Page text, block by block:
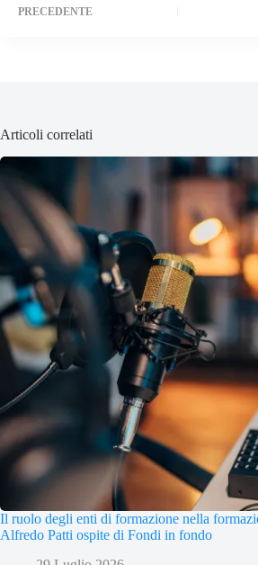
PRECEDENTE
Articoli correlati
Il ruolo degli enti di formazione nella
Alfredo Patti ospite di Fondi in fondo